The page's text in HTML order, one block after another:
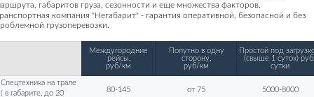
габаритов груза, сезонности и еще множества факторов.
компания "Негабарит" - гарантия оперативной, безопасной и без
грузоперевозки.
Междугородние
рейсы,
руб/км
Попутно в одну
сторону,
руб/км
Простой под
(свыше 1 суток)
сутки
Спецтехника на трале
( в габарите, до 20
80-145 от 75 5000-8000